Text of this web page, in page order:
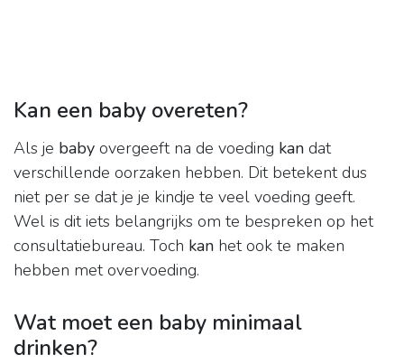
Kan een baby overeten?
Als je baby overgeeft na de voeding kan dat
verschillende oorzaken hebben. Dit betekent dus
niet per se dat je je kindje te veel voeding geeft.
Wel is dit iets belangrijks om te bespreken op het
consultatiebureau. Toch kan het ook te maken
hebben met overvoeding.
Wat moet een baby minimaal
drinken?